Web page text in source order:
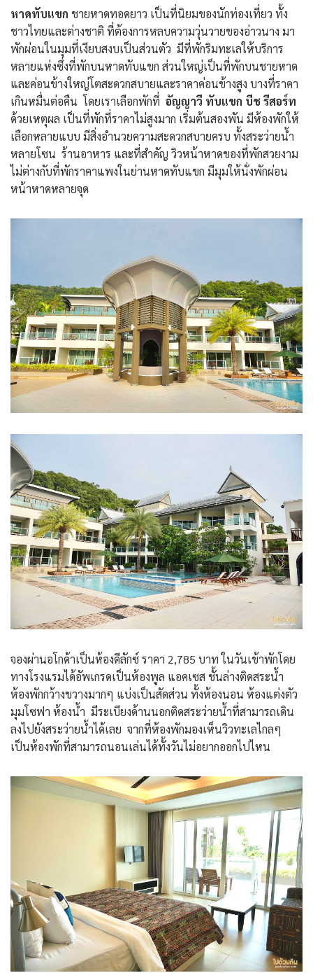
หาดทับแขก ชายหาดทอดยาว เป็นที่นิยมของนักท่องเที่ยว ทั้ง
ชาวไทยและต่างชาติ ที่ต้องการหลบความวุ่นวายของอ่าวนาง มา
พักผ่อนในมุมที่เงียบสงบเป็นส่วนตัว มีที่พักริมทะเลให้บริการ
หลายแห่งซึ่งที่พักบนหาดทับแขก ส่วนใหญ่เป็นที่พักบนชายหาด
และค่อนข้างใหญ่โตสะดวกสบายและราคาค่อนข้างสูง บางที่ราคา
เกินหมื่นต่อคืน โดยเราเลือกพักที่ อัญญาวี ทับแขก บีช รีสอร์ท
ด้วยเหตุผล เป็นที่พักที่ราคาไม่สูงมาก เริ่มต้นสองพัน มีห้องพักให้
เลือกหลายแบบ มีสิ่งอำนวยความสะดวกสบายครบ ทั้งสระว่ายน้ำ
หลายโซน ร้านอาหาร และที่สำคัญ วิวหน้าหาดของที่พักสวยงาม
ไม่ต่างกับที่พักราคาแพงในย่านหาดทับแขก มีมุมให้นั่งพักผ่อน
หน้าหาดหลายจุด
จองผ่านอโกด้าเป็นห้องดีลักซ์ ราคา 2,785 บาท ในวันเข้าพักโดย
ทางโรงแรมได้อัพเกรดเป็นห้องพูล แอคเซส ชั้นล่างติดสระน้ำ
ห้องพักกว้างขวางมากๆ แบ่งเป็นสัดส่วน ทั้งห้องนอน ห้องแต่งตัว
มุมโซฟา ห้องน้ำ มีระเบียงด้านนอกติดสระว่ายน้ำที่สามารถเดิน
ลงไปยังสระว่ายน้ำได้เลย จากที่ห้องพักมองเห็นวิวทะเลไกลๆ
เป็นห้องพักที่สามารถนอนเล่นได้ทั้งวันไม่อยากออกไปไหน